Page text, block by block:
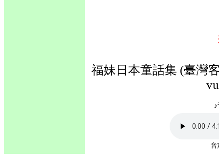
福妹日本童話集 (臺灣